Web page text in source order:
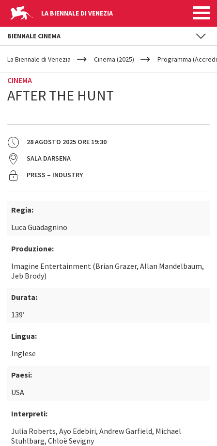
LA BIENNALE DI VENEZIA
YOUR
ARE
La Biennale di Venezia Cinema (2025) Programma
CINEMA
AFTER THE HUNT
28 AGOSTO 2025 ORE 19:30
SALA DARSENA
PRESS – INDUSTRY
Regia:
Luca Guadagnino
Produzione:
Imagine Entertainment (Brian Grazer, Allan Mandelbaum,
Jeb Brody)
Durata:
139’
Lingua:
Inglese
Paesi:
USA
Interpreti:
Julia Roberts, Ayo Edebiri, Andrew Garfield, Michael
Stuhlbarg, Chloë Sevigny
BIENNALE CINEMA